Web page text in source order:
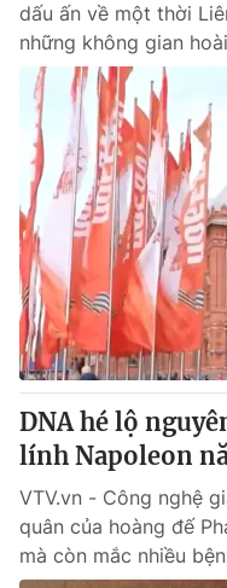
dấu ấn về một thời
những không gian
DNA hé lộ
lính Napoleon
VTV.vn - Công nghệ
quân của hoàng đế
mà còn mắc nhiều